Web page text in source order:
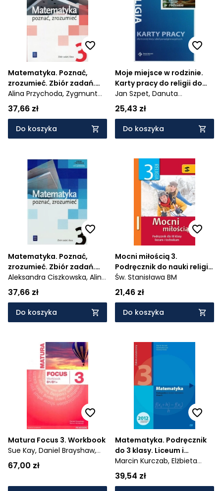
Matematyka. Poznać,
zrozumieć. Zbiór zadań.
Klasa 3. Zakres
rozszerzony. Liceum i
technikum
Alina Przychoda, Zygmunt
Łaszczyk
37,66 zł
Do koszyka
Moje miejsce w rodzinie.
Karty pracy do religii do
klasy 3. Liceum i Technikum
- AZ-43-01/10-P0-1/14
Jan Szpet, Danuta
Jackowiak
25,43 zł
Do koszyka
Matematyka. Poznać,
zrozumieć. Zbiór zadań.
Klasa 3. Zakres
podstawowy. Liceum i
technikum
Aleksandra Ciszkowska, Alina
Przychoda,
Łaszczyk
37,66 zł
Do koszyka
Mocni miłością 3.
Podręcznik do nauki religii
dla 3 klasy liceum i
technikum - AZ-43-06/12-
KR-1/15
Św. Stanisława BM
21,46 zł
Do koszyka
Matura Focus 3. Workbook
Sue Kay, Daniel Brayshaw,
Bartosz Michałowski,
Vaughan Jones
67,00 zł
Matematyka. Podręcznik
do 3 klasy. Liceum i
technikum. Zakres
Rozszerzony. Nowa
Podstawa Programowa -
Marcin Kurczab, Elżbieta
Kurczab,
39,54 zł